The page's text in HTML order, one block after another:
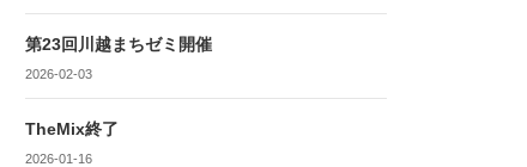
第23回川越まちゼミ開催
2026-02-03
TheMix終了
2026-01-16